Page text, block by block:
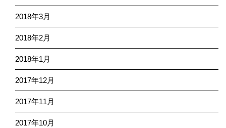
2018年3月
2018年2月
2018年1月
2017年12月
2017年11月
2017年10月